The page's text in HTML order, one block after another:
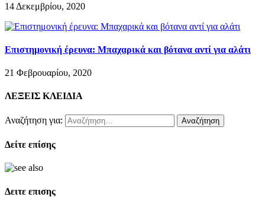
14 Δεκεμβρίου, 2020
Επιστημονική έρευνα: Μπαχαρικά και βότανα αντί για αλάτι
21 Φεβρουαρίου, 2020
ΛΕΞΕΙΣ ΚΛΕΙΔΙΑ
Αναζήτηση για:
Δείτε επίσης
Δειτε επισης